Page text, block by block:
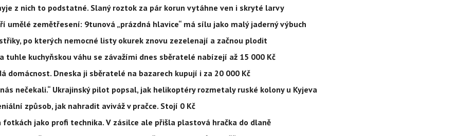
z nich to podstatné. Slaný roztok za pár korun vytáhne ven i skryté larvy
umělé zemětřesení: 9tunová „prázdná hlavice“ má sílu jako malý jaderný výbuch
po kterých nemocné listy okurek znovu zezelenají a začnou plodit
tuhle kuchyňskou váhu se závažími dnes sběratelé nabízejí až 15 000 Kč
domácnost. Dneska ji sběratelé na bazarech kupují i za 20 000 Kč
nečekali.“ Ukrajinský pilot popsal, jak helikoptéry rozmetaly ruské kolony u Kyjeva
způsob, jak nahradit aviváž v pračce. Stojí 0 Kč
fotkách jako profi technika. V zásilce ale přišla plastová hračka do dlaně